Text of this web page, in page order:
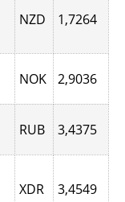
NZD 1,7264
NOK 2,9036
RUB 3,4375
XDR 3,4549